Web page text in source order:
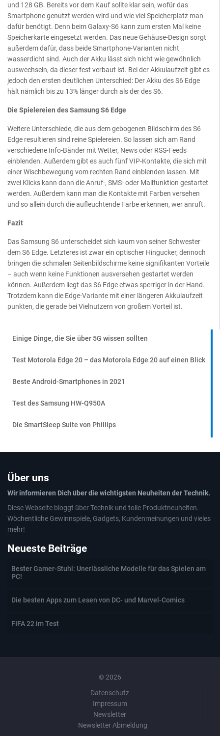
und 128 GB. Bereits vor dem Kauf sollte klar sein, wofür das
Smartphone genutzt werden wird und wie viel Speicherplatz man
dafür benötigt. Denn beim Galaxy-S6 kann zum ersten Mal keine
Speicherkarte eingesetzt werden. Das neue Gehäuse-Design sorgt
außerdem dafür, dass beide Smartphone-Varianten nicht
wasserdicht sind. Auch der Akku lässt sich nicht wie gewöhnlich
auswechseln, da dieser fest verbaut ist. Bei der Akkulaufzeit gibt es
jedoch den ersten deutlichen Unterschied: Der Akku des S6 Edge
hält nämlich bis zu 13% länger durch als der des S6.
Die Spielereien des Samsung S6 Edge
Weitere Unterschiede, die aus dem gebogenen Bildschirm des S6
Edge resultieren sind reine Spielereien. So lassen sich am Rand
verschiedene Info-Bänder mit Wetter, News oder RSS-Feeds
einblenden. Außerdem gibt es auch fünf VIP-Kontakte, die sich mit
einer Wischbewegung vom rechten Rand einblenden lassen. Mit
zwei Klicks kann dann die Anruf-, SMS- oder Mailfunktion gestartet
werden. Außerdem kann man die Kontakte mit Farben versehen
und so allein durch die aufleuchtende Farbe erkennen, wer anruft.
Fazit
Das Samsung S6 unterscheidet sich kaum von seiner Schwester
dem S6 Edge. Letzteres ist zwar ein optischer Hingucker, dennoch
bringen die schmalen Seitenbildschirme keine signifikanten Vorteile
– auch wenn keine Funktionen ausversehen gestartet werden
können. Außerdem liegt das S6 Edge etwas sperriger in der Hand.
Trotzdem kann die Edge-Variante mit einer längeren Akkulaufzeit
punkten, die gerade bei Vielnutzern von großem Vorteil ist.
Einige Dinge, die Sie über 5G wissen sollten
Test Motorola Edge 20 – das Motorola Edge 20 auf einen Blick
Beste Android-Smartphones in 2021
Test des Samsung HW-Q950A
Die SmartSleep Suite von Phillips
Über uns
Wir informieren Dich über die wichtigsten Neuheiten der Technik.
Diese Webseite bloggt über Technik und tolle Produktneuheiten.
Wöchentliche Gewinnspiele, Gadgets, Kundenmeinungen und vieles
mehr!
Neueste Beiträge
Bester Gamer-Stuhl: Unerlässliche Modelle für das Spielen am
PC!
Die besten Apps zum Lesen von DC- und Marvel-Comics
FIFA 22 im Test
© 2026
Datenschutz
Impressum
Newsletter
Newsletter Abmeldung